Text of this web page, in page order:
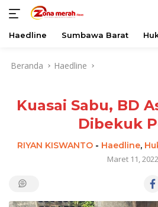
Haedline Sumbawa Barat
Beranda Haedline
Kuasai Sabu, BD
Dibekuk
RIYAN KISWANTO- Haedline,
Maret 11, 2022